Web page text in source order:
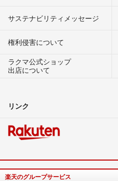
サステナビリティメッセージ
権利侵害について
ラクマ公式ショップ
出店について
リンク
楽天のグループサービス